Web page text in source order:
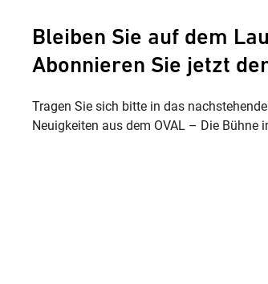
Bleiben Sie auf dem
Abonnieren Sie jetzt
Tragen Sie sich bitte in das
Neuigkeiten aus dem OVAL – Die Bühne